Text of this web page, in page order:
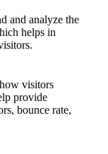
and analyze the
helps in
visitors
provide
bounce rate,